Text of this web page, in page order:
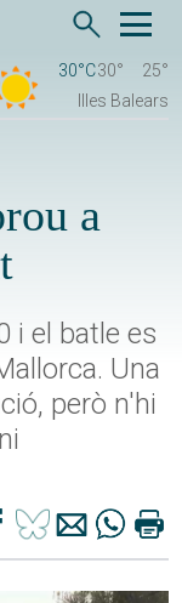
30°C30°
25°
Illes Balears
a
i el batle es
Una
però n'hi